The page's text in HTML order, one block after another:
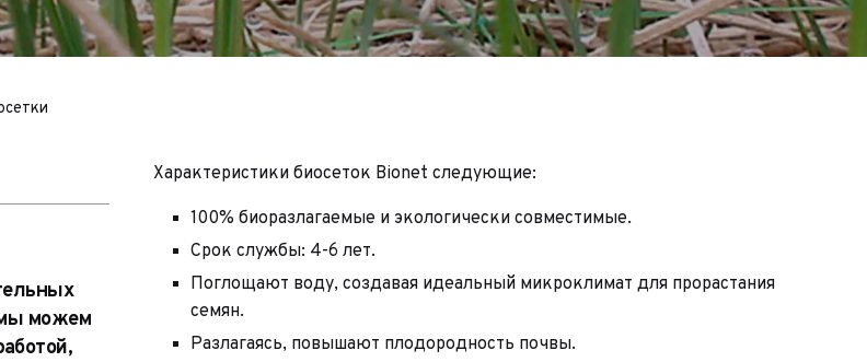
мы можем
Характеристики биосеток Bionet следующие:
100% биоразлагаемые и экологически совместимые.
Срок службы: 4-6 лет.
Поглощают воду, создавая идеальный микроклимат для прорастания
семян.
Разлагаясь, повышают плодородность почвы.